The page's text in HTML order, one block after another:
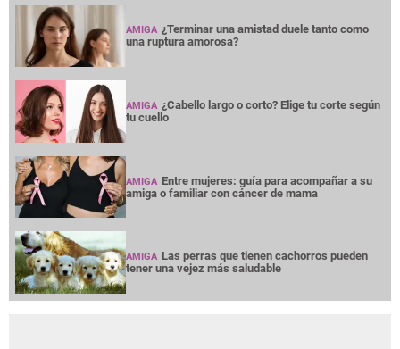
AMIGA ¿Terminar una amistad duele tanto como
una ruptura amorosa?
AMIGA ¿Cabello largo o corto? Elige tu corte según
tu cuello
AMIGA Entre mujeres: guía para acompañar a su
amiga o familiar con cáncer de mama
AMIGA Las perras que tienen cachorros pueden
tener una vejez más saludable